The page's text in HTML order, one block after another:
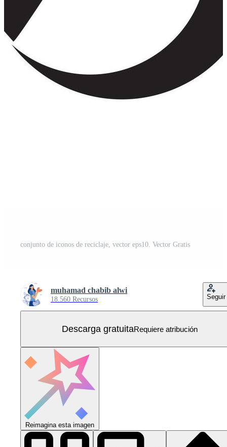
conjunto de iconos de reciclaje, vector eps10. Vector Gratis
muhamad chabib alwi
18.560 Recursos Seguir
Descarga gratuitaRequiere atribución
Reimagina esta imagen